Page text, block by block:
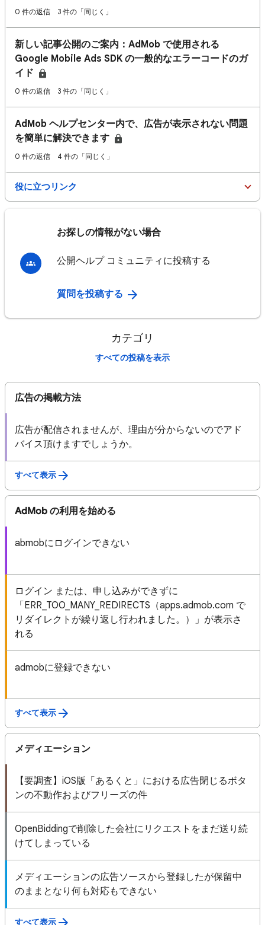
0 件の返信 3 件の「同じく」
新しい記事公開のご案内：AdMob で使用される
Google Mobile Ads SDK の一般的なエラーコードのガ
イド
0 件の返信 3 件の「同じく」
AdMob ヘルプセンター内で、広告が表示されない問題
を簡単に解決できます
0 件の返信 4 件の「同じく」
役に立つリンク
お探しの情報がない場合
公開ヘルプ コミュニティに投稿する
質問を投稿する
カテゴリ
すべての投稿を表示
広告の掲載方法
広告が配信されませんが、理由が分からないのでアド
バイス頂けますでしょうか。
すべて表示
AdMob の利用を始める
abmobにログインできない
ログイン または、申し込みができずに
「ERR_TOO_MANY_REDIRECTS（apps.admob.com で
リダイレクトが繰り返し行われました。）」が表示さ
れる
admobに登録できない
すべて表示
メディエーション
【要調査】iOS版「あるくと」における広告閉じるボタ
ンの不動作およびフリーズの件
OpenBiddingで削除した会社にリクエストをまだ送り続
けてしまっている
メディエーションの広告ソースから登録したが保留中
のままとなり何も対応もできない
すべて表示